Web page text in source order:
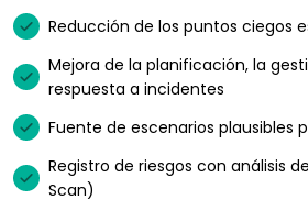
Reducción de los puntos ciegos
Mejora de la planificación, la
respuesta a incidentes
Fuente de escenarios plausibles
Registro de riesgos con análisis
Scan)